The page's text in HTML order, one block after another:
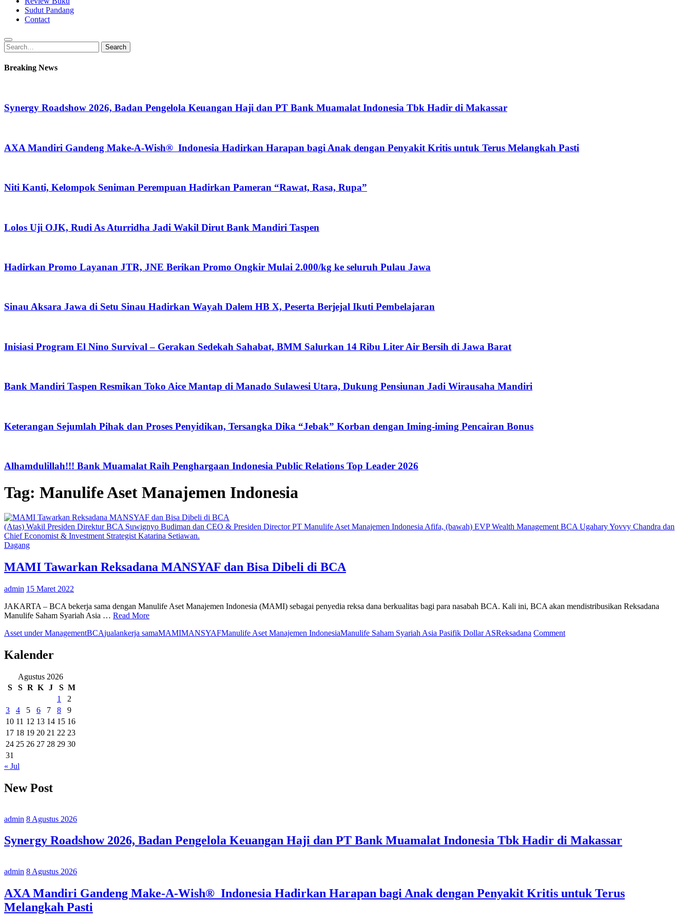
Sudut Pandang
Contact
Search
for:
Search
Breaking News
Synergy Roadshow 2026, Badan Pengelola Keuangan Haji dan PT Bank Muamalat Indonesia Tbk Hadir di Makassar
AXA Mandiri Gandeng Make-A-Wish® Indonesia Hadirkan Harapan bagi Anak dengan Penyakit Kritis untuk Terus Melangkah Pasti
Niti Kanti, Kelompok Seniman Perempuan Hadirkan Pameran “Rawat, Rasa, Rupa”
Lolos Uji OJK, Rudi As Aturridha Jadi Wakil Dirut Bank Mandiri Taspen
Hadirkan Promo Layanan JTR, JNE Berikan Promo Ongkir Mulai 2.000/kg ke seluruh Pulau Jawa
Sinau Aksara Jawa di Setu Sinau Hadirkan Wayah Dalem HB X, Peserta Berjejal Ikuti Pembelajaran
Inisiasi Program El Nino Survival – Gerakan Sedekah Sahabat, BMM Salurkan 14 Ribu Liter Air Bersih di Jawa Barat
Bank Mandiri Taspen Resmikan Toko Aice Mantap di Manado Sulawesi Utara, Dukung Pensiunan Jadi Wirausaha Mandiri
Keterangan Sejumlah Pihak dan Proses Penyidikan, Tersangka Dika “Jebak” Korban dengan Iming-iming Pencairan Bonus
Alhamdulillah!!! Bank Muamalat Raih Penghargaan Indonesia Public Relations Top Leader 2026
Tag: Manulife Aset Manajemen Indonesia
(Atas) Wakil Presiden Direktur BCA Suwignyo Budiman dan CEO & Presiden Director PT Manulife Aset Manajemen Indonesia Afifa, (bawah) EVP Wealth Management BCA Ugahary Yovvy Chandra dan
Chief Economist & Investment Strategist Katarina Setiawan.
Dagang
MAMI Tawarkan Reksadana MANSYAF dan Bisa Dibeli di BCA
admin 15 Maret 2022
JAKARTA – BCA bekerja sama dengan Manulife Aset Manajemen Indonesia (MAMI) sebagai penyedia reksa dana berkualitas bagi para nasabah BCA. Kali ini, BCA akan mendistribusikan Reksadana
Manulife Saham Syariah Asia … Read More
Asset under ManagementBCAjualankerja samaMAMIMANSYAFManulife Aset Manajemen IndonesiaManulife Saham Syariah Asia Pasifik Dollar ASReksadana Commenton
Kalender
Agustus 2026
S
S R K J S M
1
2
3
4 5 6 7 8
9
10 11 12 13 14 15 16
17 18 19 20 21 22 23
24 25 26 27 28 29 30
31
« Jul
New Post
admin 8 Agustus 2026
Synergy Roadshow 2026, Badan Pengelola Keuangan Haji dan PT Bank Muamalat Indonesia Tbk Hadir di Makassar
admin 8 Agustus 2026
AXA Mandiri Gandeng Make-A-Wish® Indonesia Hadirkan Harapan bagi Anak dengan Penyakit Kritis untuk Terus
Melangkah Pasti